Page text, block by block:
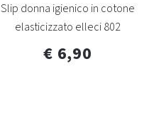
Slip donna igienico in cotone
elasticizzato elleci 802
€ 6,90